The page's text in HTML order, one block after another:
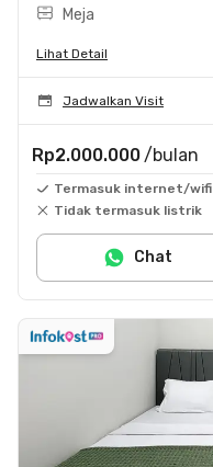
Meja
Lihat Detail
Jadwalkan Visit
Rp2.000.000 /bulan
Termasuk internet/wifi
Tidak termasuk listrik
Chat